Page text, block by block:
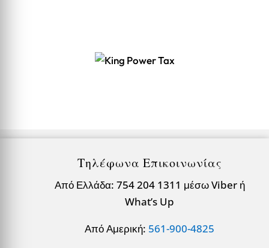
Τηλέφωνα Επικοινωνίας
Από Ελλάδα: 754 204 1311 μέσω Viber ή
What’s Up
Από Αμερική: 561-900-4825